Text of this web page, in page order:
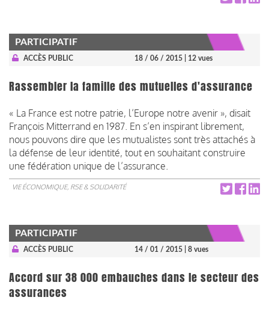
PARTICIPATIF
ACCÈS PUBLIC 18 / 06 / 2015 | 12 vues
Rassembler la famille des mutuelles d'assurance
« La France est notre patrie, l’Europe notre avenir », disait
François Mitterrand en 1987. En s’en inspirant librement,
nous pouvons dire que les mutualistes sont très attachés à
la défense de leur identité, tout en souhaitant construire
une fédération unique de l’assurance.
VIE ÉCONOMIQUE, RSE & SOLIDARITÉ
PARTICIPATIF
ACCÈS PUBLIC 14 / 01 / 2015 | 8 vues
Accord sur 38 000 embauches dans le secteur des
assurances